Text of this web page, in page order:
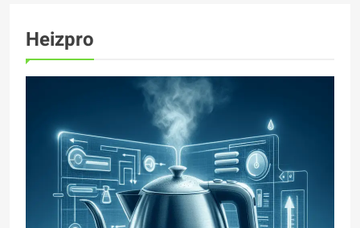
Heizpro